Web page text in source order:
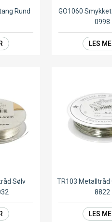
Rund
GO1060
0998
LES
Sølv
TR103 Metalltråd
8822
LES